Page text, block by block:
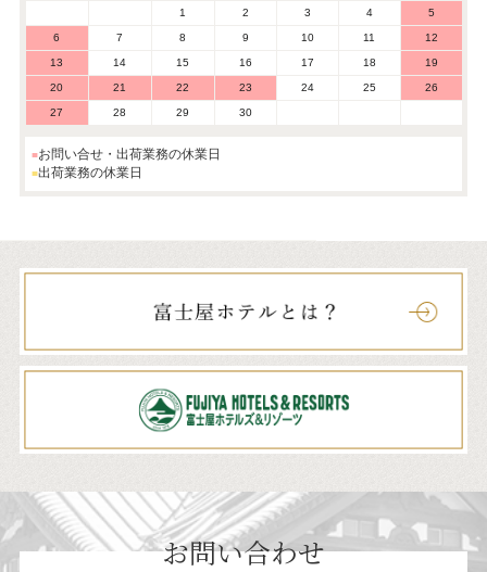
1 2 3 4 5
6 7 8 9 10 11 12
13 14 15 16 17 18 19
20 21 22 23 24 25 26
27 28 29 30
お問い合せ・出荷業務の休業日
出荷業務の休業日
お問い合わせ